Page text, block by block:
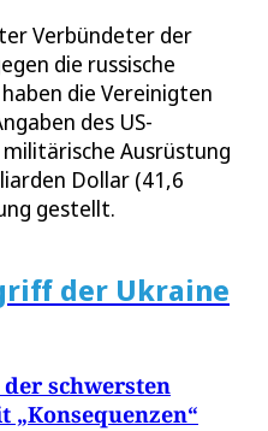
Verbündeter der
die russische
die Vereinigten
des US-
Ausrüstung
Dollar (41,6
gestellt.
der Ukraine
der schwersten
„Konsequenzen“